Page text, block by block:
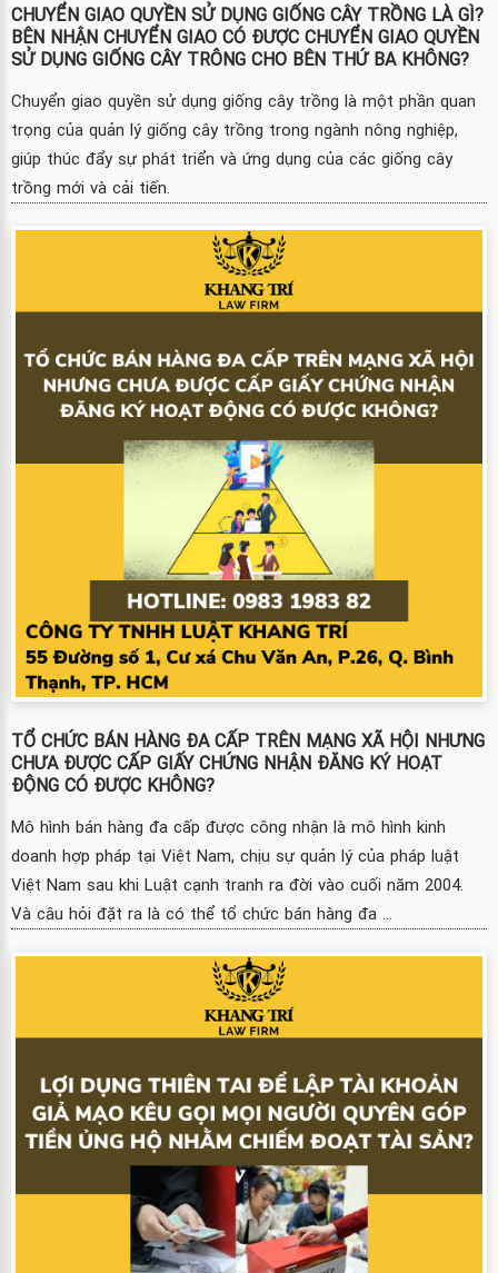
CHUYỂN GIAO QUYỀN SỬ DỤNG GIỐNG CÂY TRỒNG LÀ GÌ?
BÊN NHẬN CHUYỂN GIAO CÓ ĐƯỢC CHUYỂN GIAO QUYỀN
SỬ DỤNG GIỐNG CÂY TRÔNG CHO BÊN THỨ BA KHÔNG?
Chuyển giao quyền sử dụng giống cây trồng là một phần quan
trọng của quản lý giống cây trồng trong ngành nông nghiệp,
giúp thúc đẩy sự phát triển và ứng dụng của các giống cây
trồng mới và cải tiến.
TỔ CHỨC BÁN HÀNG ĐA CẤP TRÊN MẠNG XÃ HỘI NHƯNG
CHƯA ĐƯỢC CẤP GIẤY CHỨNG NHẬN ĐĂNG KÝ HOẠT
ĐỘNG CÓ ĐƯỢC KHÔNG?
Mô hình bán hàng đa cấp được công nhận là mô hình kinh
doanh hợp pháp tại Việt Nam, chịu sự quản lý của pháp luật
Việt Nam sau khi Luật cạnh tranh ra đời vào cuối năm 2004.
Và câu hỏi đặt ra là có thể tổ chức bán hàng đa ...